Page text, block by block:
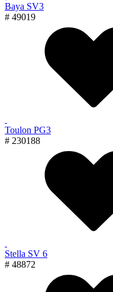
Baya SV3
# 49019
Toulon PG3
# 230188
Stella SV 6
# 48872